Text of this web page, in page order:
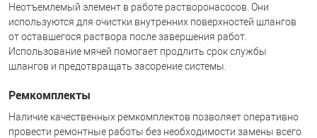
Неотъемлемый элемент в работе растворонасосов. Они
используются для очистки внутренних поверхностей шлангов
от оставшегося раствора после завершения работ.
Использование мячей помогает продлить срок службы
шлангов и предотвращать засорение системы.
Ремкомплекты
Наличие качественных ремкомплектов позволяет оперативно
провести ремонтные работы без необходимости замены всего